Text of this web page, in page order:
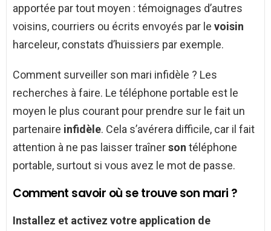
apportée par tout moyen : témoignages d’autres
voisins, courriers ou écrits envoyés par le voisin
harceleur, constats d’huissiers par exemple.
Comment surveiller son mari infidèle ? Les
recherches à faire. Le téléphone portable est le
moyen le plus courant pour prendre sur le fait un
partenaire infidèle. Cela s’avérera difficile, car il fait
attention à ne pas laisser traînerson téléphone
portable, surtout si vous avez le mot de passe.
Comment savoir où se trouve son mari ?
Installez et activez votre application de